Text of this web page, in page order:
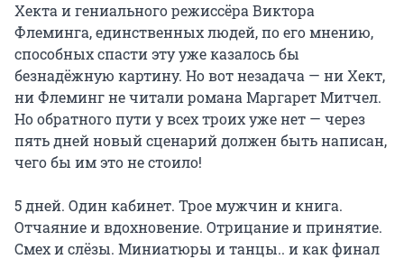
Хекта и гениального режиссёра Виктора
Флеминга, единственных людей, по его мнению,
способных спасти эту уже казалось бы
безнадёжную картину. Но вот незадача — ни Хект,
ни Флеминг не читали романа Маргарет Митчел.
Но обратного пути у всех троих уже нет — через
пять дней новый сценарий должен быть написан,
чего бы им это не стоило!
5 дней. Один кабинет. Трое мужчин и книга.
Отчаяние и вдохновение. Отрицание и принятие.
Смех и слёзы. Миниатюры и танцы.. и как финал